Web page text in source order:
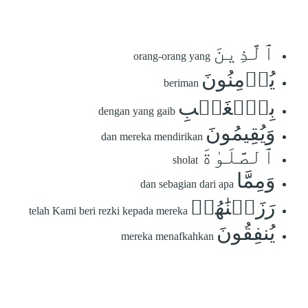
ٱلَّذِينَ orang-orang yang
يُؤۡمِنُونَ beriman
بِٱلۡغَيۡبِ dengan yang gaib
وَيُقِيمُونَ dan mereka mendirikan
ٱلصَّلَوٰةَ sholat
وَمِمَّا dan sebagian dari apa
رَزَقۡنَٰهُمۡ telah Kami beri rezki kepada mereka
يُنفِقُونَ mereka menafkahkan